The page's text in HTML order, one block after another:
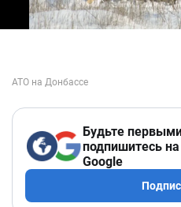
Будьте
подпишитесь
Google